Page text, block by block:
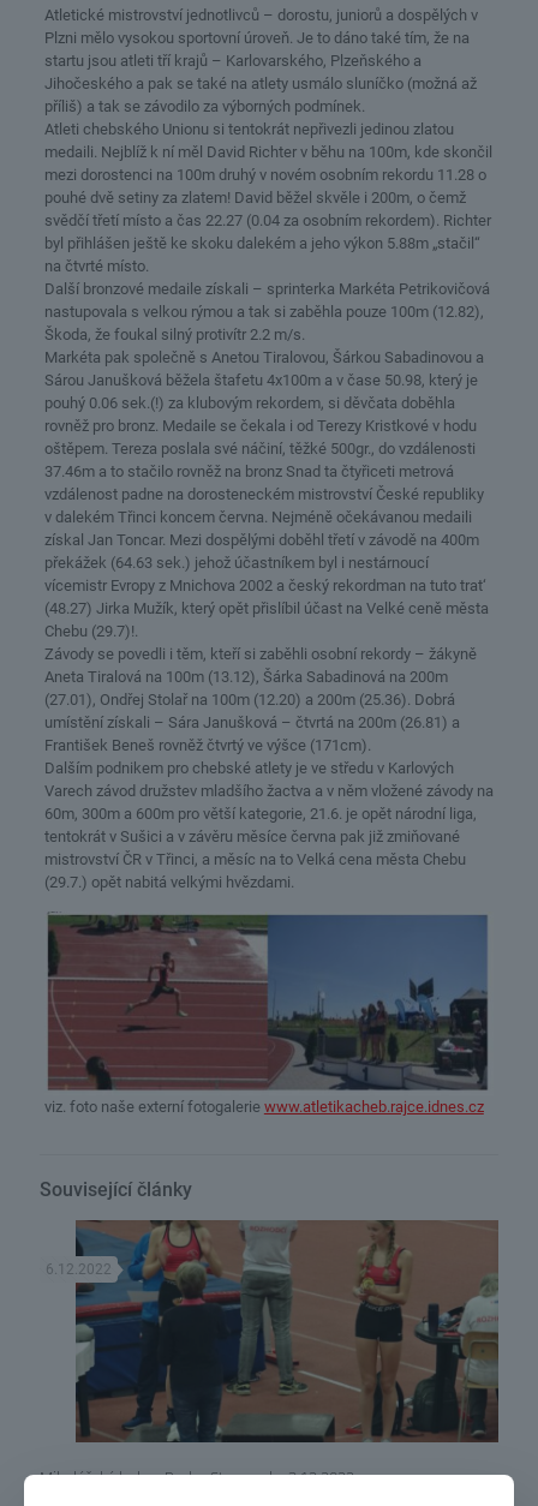
Atletické mistrovství jednotlivců – dorostu, juniorů a dospělých v
Plzni mělo vysokou sportovní úroveň. Je to dáno také tím, že na
startu jsou atleti tří krajů – Karlovarského, Plzeňského a
Jihočeského a pak se také na atlety usmálo sluníčko (možná až
příliš) a tak se závodilo za výborných podmínek.
Atleti chebského Unionu si tentokrát nepřivezli jedinou zlatou
medaili. Nejblíž k ní měl David Richter v běhu na 100m, kde skončil
mezi dorostenci na 100m druhý v novém osobním rekordu 11.28 o
pouhé dvě setiny za zlatem! David běžel skvěle i 200m, o čemž
svědčí třetí místo a čas 22.27 (0.04 za osobním rekordem). Richter
byl přihlášen ještě ke skoku dalekém a jeho výkon 5.88m „stačil“
na čtvrté místo.
Další bronzové medaile získali – sprinterka Markéta Petrikovičová
nastupovala s velkou rýmou a tak si zaběhla pouze 100m (12.82),
Škoda, že foukal silný protivítr 2.2 m/s.
Markéta pak společně s Anetou Tiralovou, Šárkou Sabadinovou a
Sárou Janušková běžela štafetu 4x100m a v čase 50.98, který je
pouhý 0.06 sek.(!) za klubovým rekordem, si děvčata doběhla
rovněž pro bronz. Medaile se čekala i od Terezy Kristkové v hodu
oštěpem. Tereza poslala své náčiní, těžké 500gr., do vzdálenosti
37.46m a to stačilo rovněž na bronz Snad ta čtyřiceti metrová
vzdálenost padne na dorosteneckém mistrovství České republiky
v dalekém Třinci koncem června. Nejméně očekávanou medaili
získal Jan Toncar. Mezi dospělými doběhl třetí v závodě na 400m
překážek (64.63 sek.) jehož účastníkem byl i nestárnoucí
vícemistr Evropy z Mnichova 2002 a český rekordman na tuto trat‘
(48.27) Jirka Mužík, který opět přislíbil účast na Velké ceně města
Chebu (29.7)!.
Závody se povedli i těm, kteří si zaběhli osobní rekordy – žákyně
Aneta Tiralová na 100m (13.12), Šárka Sabadinová na 200m
(27.01), Ondřej Stolař na 100m (12.20) a 200m (25.36). Dobrá
umístění získali – Sára Janušková – čtvrtá na 200m (26.81) a
František Beneš rovněž čtvrtý ve výšce (171cm).
Dalším podnikem pro chebské atlety je ve středu v Karlových
Varech závod družstev mladšího žactva a v něm vložené závody na
60m, 300m a 600m pro větší kategorie, 21.6. je opět národní liga,
tentokrát v Sušici a v závěru měsíce června pak již zmiňované
mistrovství ČR v Třinci, a měsíc na to Velká cena města Chebu
(29.7.) opět nabitá velkými hvězdami.
viz. foto naše externí fotogalerie www.atletikacheb.rajce.idnes.cz
Související články
6.12.2022
Mikulášská hala – Praha Stromovka 3.12.2022